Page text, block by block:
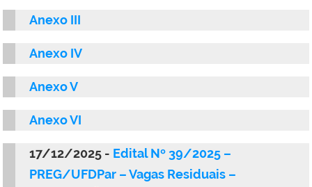
Anexo III
Anexo IV
Anexo V
Anexo VI
17/12/2025 - Edital Nº 39/2025 –
PREG/UFDPar – Vagas Residuais –